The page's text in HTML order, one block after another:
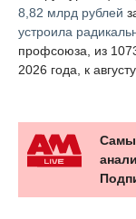
8,82 млрд рублей
устроила
профсоюза, из
2026 года, к